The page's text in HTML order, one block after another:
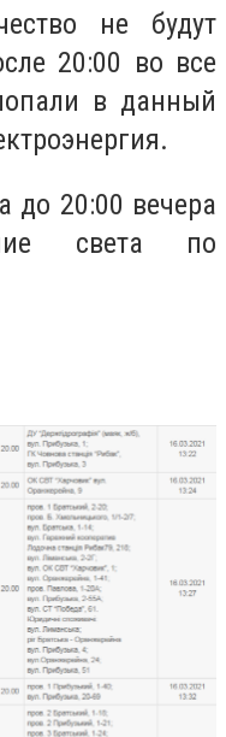
не будут
20:00 во все
в данный
до 20:00 вечера
света по